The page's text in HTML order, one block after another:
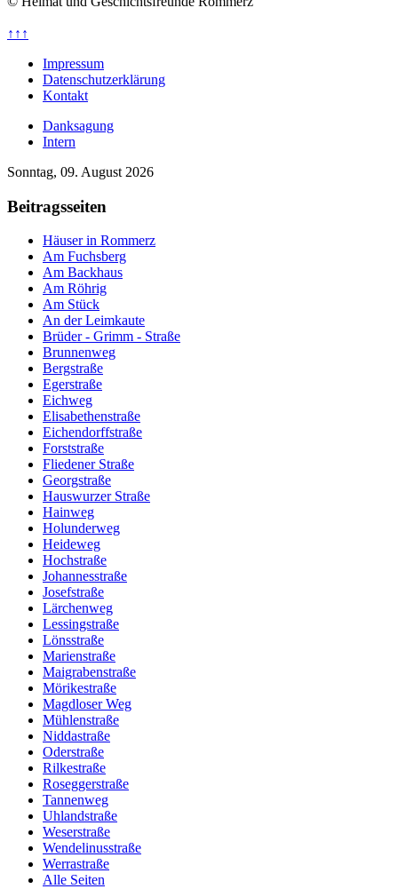
↑↑↑
Impressum
Datenschutzerklärung
Kontakt
Danksagung
Intern
Sonntag, 09. August 2026
Beitragsseiten
Häuser in Rommerz
Am Fuchsberg
Am Backhaus
Am Röhrig
Am Stück
An der Leimkaute
Brüder - Grimm - Straße
Brunnenweg
Bergstraße
Egerstraße
Eichweg
Elisabethenstraße
Eichendorffstraße
Forststraße
Fliedener Straße
Georgstraße
Hauswurzer Straße
Hainweg
Holunderweg
Heideweg
Hochstraße
Johannesstraße
Josefstraße
Lärchenweg
Lessingstraße
Lönsstraße
Marienstraße
Maigrabenstraße
Mörikestraße
Magdloser Weg
Mühlenstraße
Niddastraße
Oderstraße
Rilkestraße
Roseggerstraße
Tannenweg
Uhlandstraße
Weserstraße
Wendelinusstraße
Werrastraße
Alle Seiten